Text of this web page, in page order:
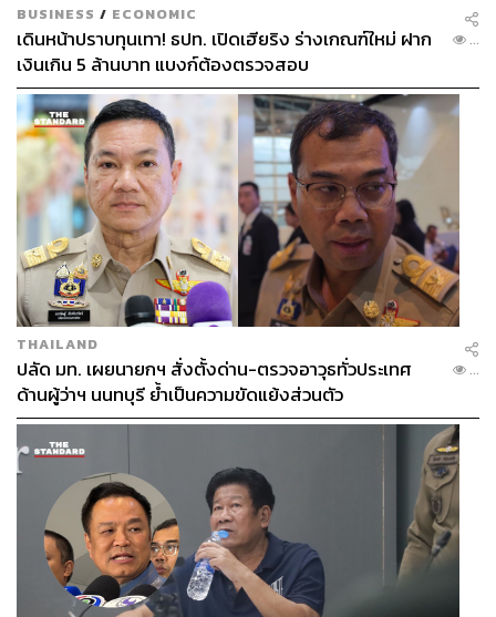
BUSINESS / ECONOMIC
เดินหน้าปราบทุนเทา! ธปท. เปิดเฮียริง ร่างเกณฑ์ใหม่ ฝาก
เงินเกิน 5 ล้านบาท แบงก์ต้องตรวจสอบ
...
THAILAND
ปลัด มท. เผยนายกฯ สั่งตั้งด่าน-ตรวจอาวุธทั่วประเทศ
ด้านผู้ว่าฯ นนทบุรี ย้ำเป็นความขัดแย้งส่วนตัว
...